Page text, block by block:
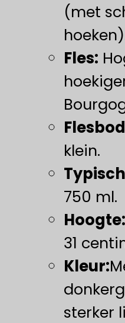
(met
Fles:
klein.
750 ml.
Hoogte:
31
​Kleur:​
sterker